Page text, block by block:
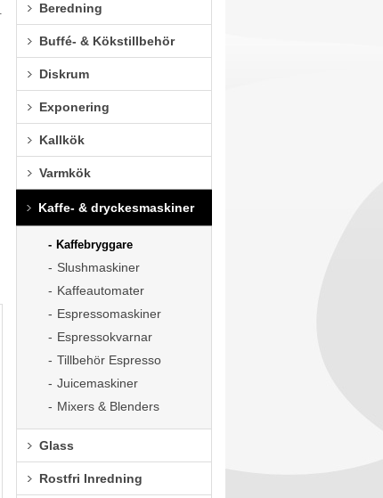
Beredning
Buffé- & Kökstillbehör
Diskrum
Exponering
Kallkök
Varmkök
Kaffe- & dryckesmaskiner
Kaffebryggare
Slushmaskiner
Kaffeautomater
Espressomaskiner
Espressokvarnar
Tillbehör Espresso
Juicemaskiner
Mixers & Blenders
Glass
Rostfri Inredning